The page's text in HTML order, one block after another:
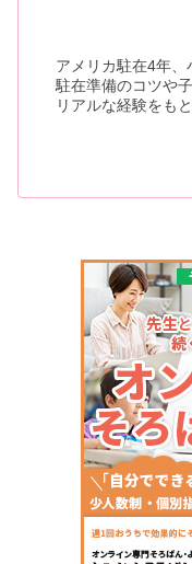
アメリカ駐在4年、
駐在準備のコツや
リアルな経験をも